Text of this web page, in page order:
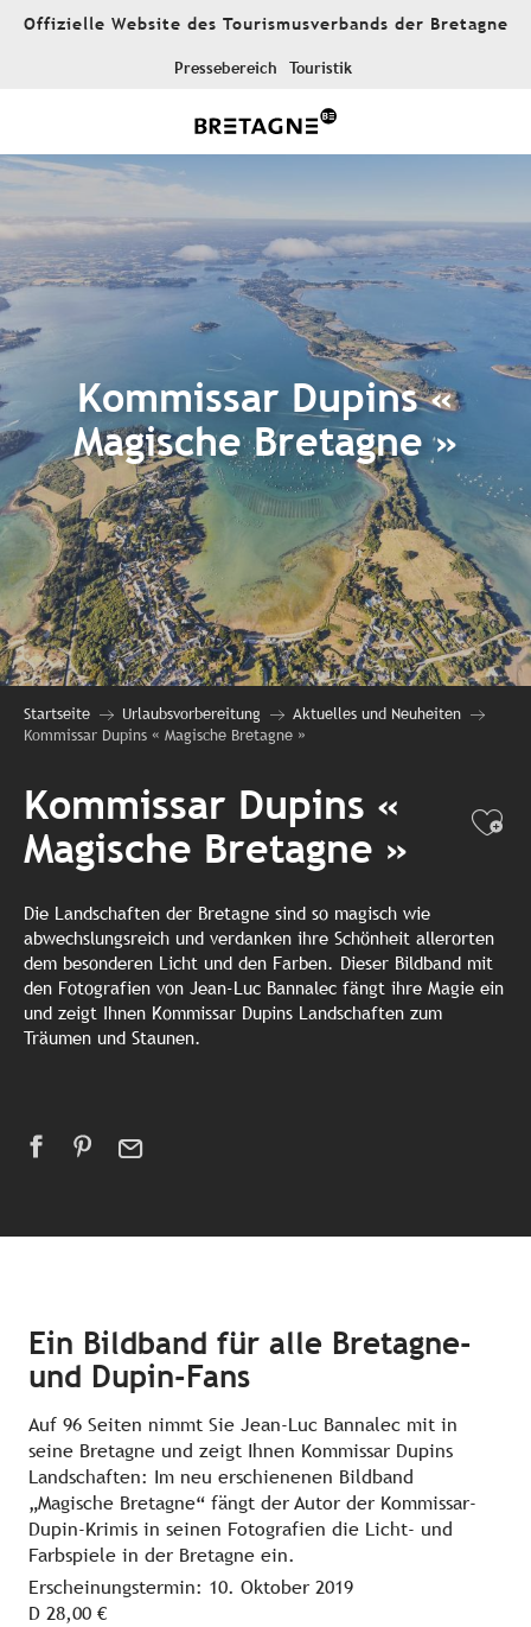
AllerOffizielle Website des Tourismusverbands der Bretagne
Pressebereich Touristik
Kommissar Dupins «
Magische Bretagne »
Startseite Urlaubsvorbereitung
Aktuelles und Neuheiten
Kommissar Dupins « Magische Bretagne »
Kommissar Dupins «
Magische Bretagne »
Die Landschaften der Bretagne sind so magisch wie
abwechslungsreich und verdanken ihre Schönheit allerorten
dem besonderen Licht und den Farben. Dieser Bildband mit
den Fotografien von Jean-Luc Bannalec fängt ihre Magie ein
und zeigt Ihnen Kommissar Dupins Landschaften zum
Träumen und Staunen.
Ein Bildband für alle Bretagne-
und Dupin-Fans
Auf 96 Seiten nimmt Sie Jean-Luc Bannalec mit in
seine Bretagne und zeigt Ihnen Kommissar Dupins
Landschaften: Im neu erschienenen Bildband
„Magische Bretagne“ fängt der Autor der Kommissar-
Dupin-Krimis in seinen Fotografien die Licht- und
Farbspiele in der Bretagne ein.
Erscheinungstermin: 10. Oktober 2019
D 28,00 €